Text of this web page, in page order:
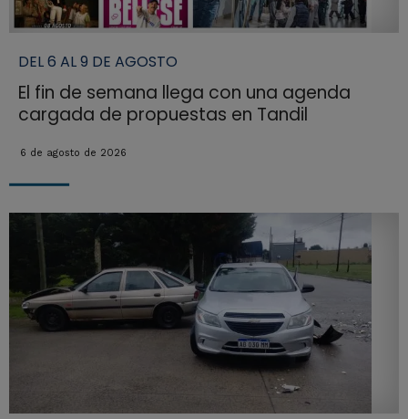
DEL 6 AL 9 DE AGOSTO
El fin de semana llega con una agenda
cargada de propuestas en Tandil
6 de agosto de 2026